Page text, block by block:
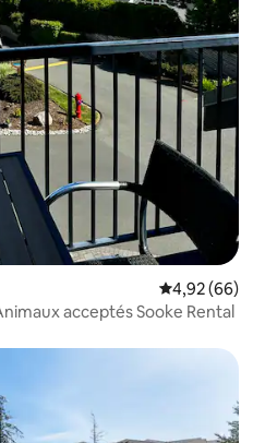
Évaluation
4,92 (66)
acceptés Sooke Rental